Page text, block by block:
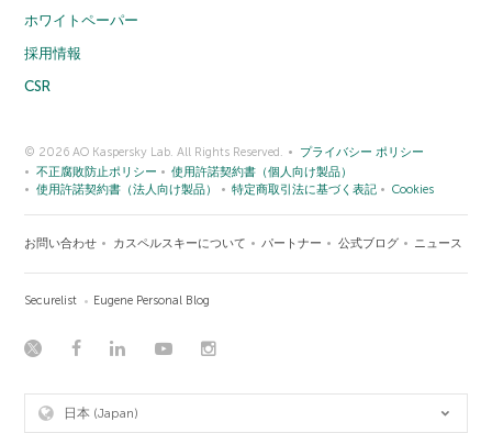
ホワイトペーパー
採用情報
CSR
© 2026 AO Kaspersky Lab. All Rights Reserved.
プライバシー ポリシー
不正腐敗防止ポリシー
使用許諾契約書（個人向け製品）
使用許諾契約書（法人向け製品）
特定商取引法に基づく表記 Cookies
お問い合わせ カスペルスキーについて パートナー 公式ブログ ニュース
Securelist Eugene Personal Blog
日本 (Japan)